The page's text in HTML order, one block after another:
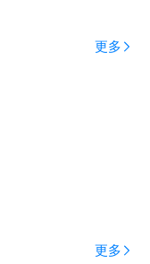
售，一键下单，
型贸易商直接E
及采购流程层层把
仓模式，包含金
多个前置仓，通
品高效配送。
home/hyt/app/
更多
更多